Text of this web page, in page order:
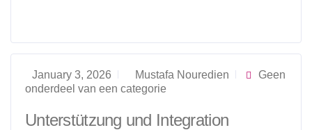
January 3, 2026 Mustafa Nouredien
Geen
onderdeel van een categorie
Unterstützung und Integration